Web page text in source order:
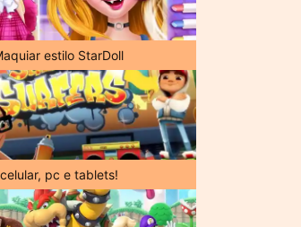
estilo StarDoll
pc e tablets!